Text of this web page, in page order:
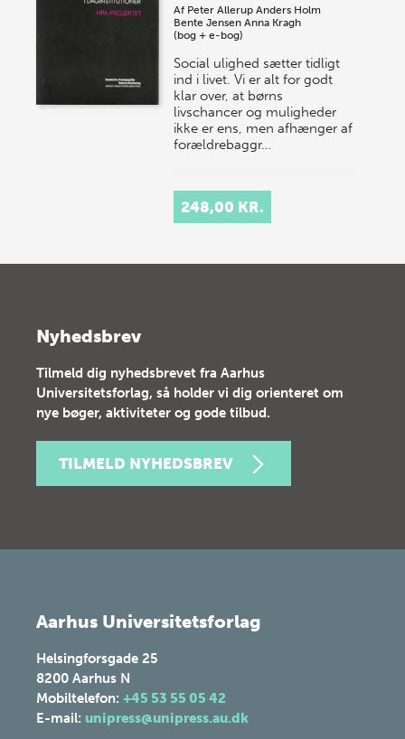
Af Peter Allerup Anders Holm
Bente Jensen Anna Kragh
(bog + e-bog)
Social ulighed sætter tidligt
ind i livet. Vi er alt for godt
klar over, at børns
livschancer og muligheder
ikke er ens, men afhænger af
forældrebaggr…
248,00 KR.
Nyhedsbrev
Tilmeld dig nyhedsbrevet fra Aarhus
Universitetsforlag, så holder vi dig orienteret om
nye bøger, aktiviteter og gode tilbud.
TILMELD NYHEDSBREV
Aarhus Universitetsforlag
Helsingforsgade 25
8200 Aarhus N
Mobiltelefon: +45 53 55 05 42
E-mail: unipress@unipress.au.dk